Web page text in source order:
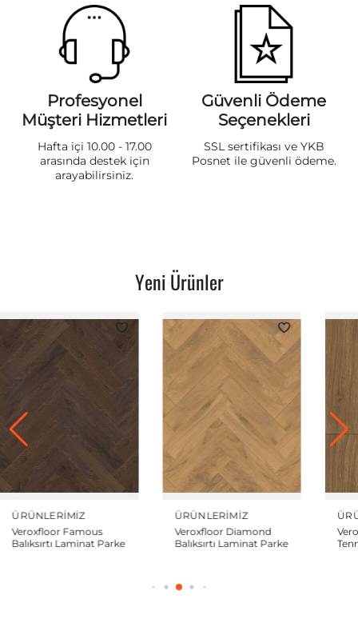
Profesyonel
Müşteri Hizmetleri
Hafta içi 10.00 - 17.00
arasında destek için
arayabilirsiniz.
Güvenli Ödeme
Seçenekleri
SSL sertifikası ve YKB
Posnet ile güvenli ödeme.
Yeni Ürünler
ÜRÜNLERIMIZ
Veroxfloor Famous
Balıksırtı Laminat Parke
ÜRÜNLERIMIZ
Veroxfloor Diamond
Balıksırtı Laminat Parke